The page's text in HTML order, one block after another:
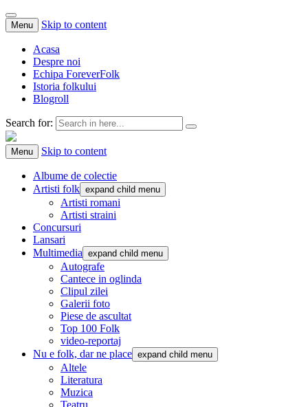
Menu Skip to content
Acasa
Despre noi
Echipa ForeverFolk
Istoria folkului
Blogroll
Search for:
ForeverFolk
Muzica sufletului tau
Menu Skip to content
Albume de colectie
Artisti folk expand child menu
Artisti romani
Artisti straini
Concursuri
Lansari
Multimedia expand child menu
Autografe
Cantece in oglinda
Clipul zilei
Galerii foto
Piese de ascultat
Top 100 Folk
video-reportaj
Nu e folk, dar ne place expand child menu
Altele
Literatura
Muzica
Teatru